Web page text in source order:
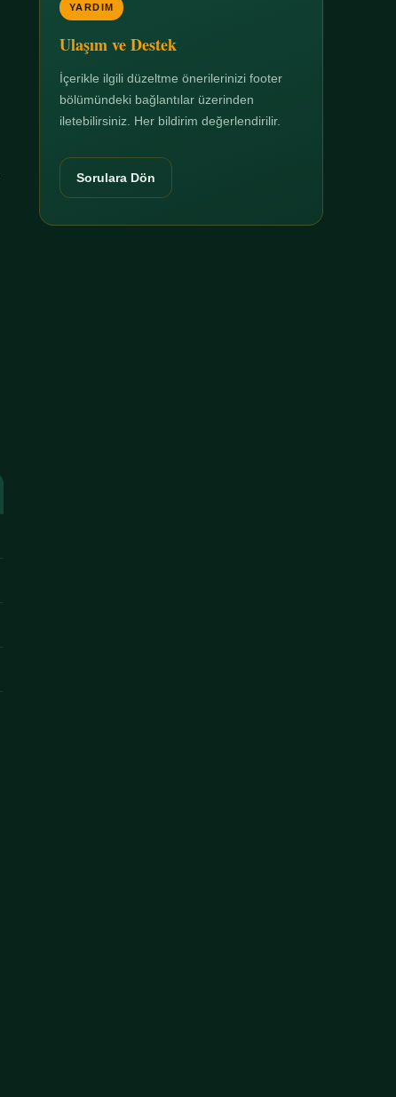
YARDIM
Ulaşım ve Destek
İçerikle ilgili düzeltme önerilerinizi footer
bölümündeki bağlantılar üzerinden
iletebilirsiniz. Her bildirim değerlendirilir.
Sorulara Dön